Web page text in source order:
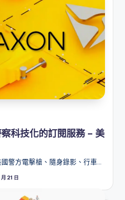
科技化的訂閱服務 – 美
警方電擊槍、隨身錄影、行車…
21 日